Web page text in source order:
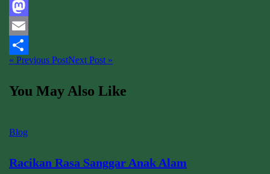
Facebook
Mastodon
Email
Share
« Previous PostNext Post »
You May Also Like
Blog
Racikan Rasa Sanggar Anak Alam